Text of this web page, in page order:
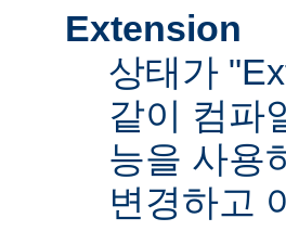
Extension
상태가
같이 컴파
능을 사용
변경하고